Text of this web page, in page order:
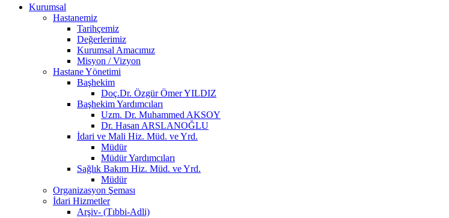
Kurumsal
Hastanemiz
Tarihçemiz
Değerlerimiz
Kurumsal Amacımız
Misyon / Vizyon
Hastane Yönetimi
Başhekim
Doç.Dr. Özgür Ömer YILDIZ
Başhekim Yardımcıları
Uzm. Dr. Muhammed AKSOY
Dr. Hasan ARSLANOĞLU
İdari ve Mali Hiz. Müd. ve Yrd.
Müdür
Müdür Yardımcıları
Sağlık Bakım Hiz. Müd. ve Yrd.
Müdür
Organizasyon Şeması
İdari Hizmetler
Arşiv- (Tıbbi-Adli)